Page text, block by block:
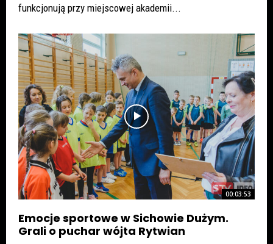
funkcjonują przy miejscowej akademii...
00:03:53
Emocje sportowe w Sichowie Dużym.
Grali o puchar wójta Rytwian